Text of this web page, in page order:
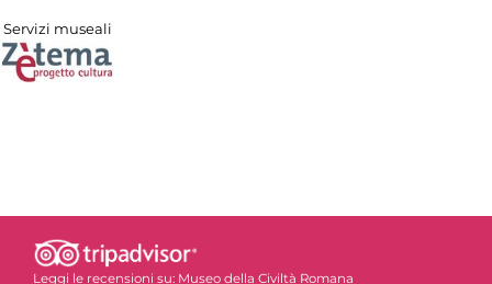
Servizi museali
Leggi le recensioni su: Museo della Civiltà Romana